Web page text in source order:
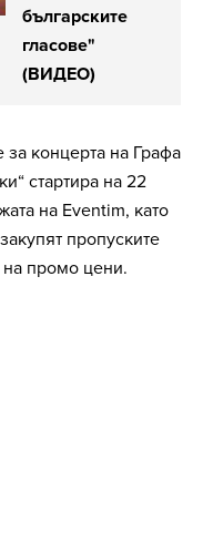
българските
гласове"
(ВИДЕО)
за концерта на Графа
стартира на 22
на Eventim, като
пропуските
на промо цени.